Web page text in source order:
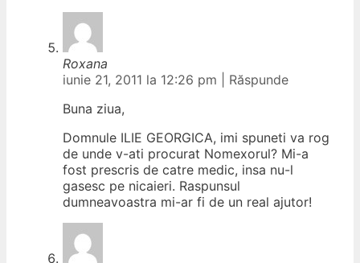
Roxana
iunie 21, 2011 la 12:26 pm
Răspunde
Buna ziua,
Domnule ILIE GEORGICA, imi spuneti va rog
de unde v-ati procurat Nomexorul? Mi-a
fost prescris de catre medic, insa nu-l
gasesc pe nicaieri. Raspunsul
dumneavoastra mi-ar fi de un real ajutor!